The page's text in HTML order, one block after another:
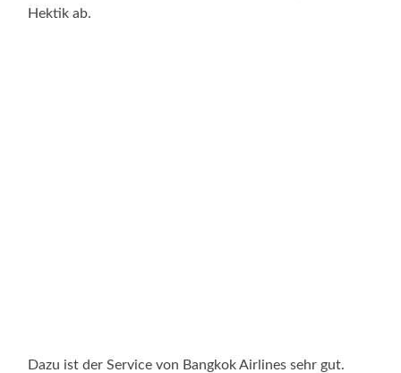
Hektik ab.
Dazu ist der Service von Bangkok Airlines sehr gut.